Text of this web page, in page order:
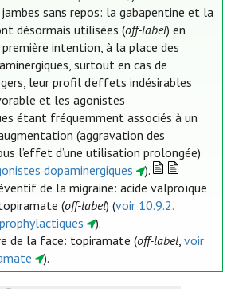
sans repos: la gabapentine et la
désormais utilisées (off-label) en
intention, à la place des
surtout en cas de
leur profil d'effets indésirables
et les agonistes
étant fréquemment associés à un
(aggravation des
l’effet d’une utilisation prolongée)
dopaminergiques
).
de la migraine: acide valproïque
(off-label) (voir 10.9.2.
).
de la face: topiramate (off-label,voir
).